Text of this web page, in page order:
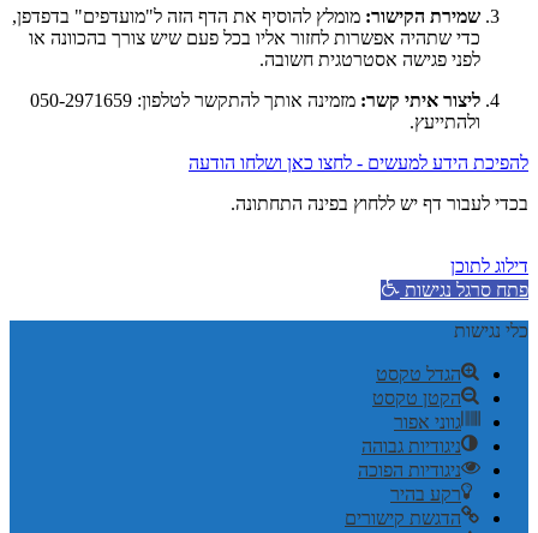
שמירת הקישור: מומלץ להוסיף את הדף הזה ל"מועדפים" בדפדפן,
כדי שתהיה אפשרות לחזור אליו בכל פעם שיש צורך בהכוונה או
לפני פגישה אסטרטגית חשובה.
ליצור איתי קשר:
מזמינה אותך להתקשר לטלפון: 050-2971659
ולהתייעץ.
להפיכת הידע למעשים - לחצו כאן ושלחו הודעה
בכדי לעבור דף יש ללחוץ בפינה התחתונה.
דילוג לתוכן
פתח סרגל נגישות
כלי נגישות
הגדל טקסט
הקטן טקסט
גווני אפור
ניגודיות גבוהה
ניגודיות הפוכה
רקע בהיר
הדגשת קישורים